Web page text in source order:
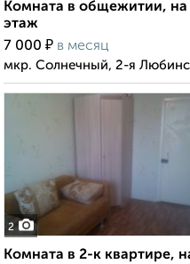
Комната в общежитии, на
этаж
7 000 ₽ в месяц
мкр. Солнечный, 2-я
2
Комната в 2-к квартире,